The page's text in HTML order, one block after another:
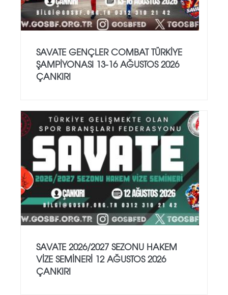
SAVATE GENÇLER COMBAT TÜRKİYE
ŞAMPİYONASI 13-16 AĞUSTOS 2026
ÇANKIRI
SAVATE 2026/2027 SEZONU HAKEM
VİZE SEMİNERİ 12 AĞUSTOS 2026
ÇANKIRI